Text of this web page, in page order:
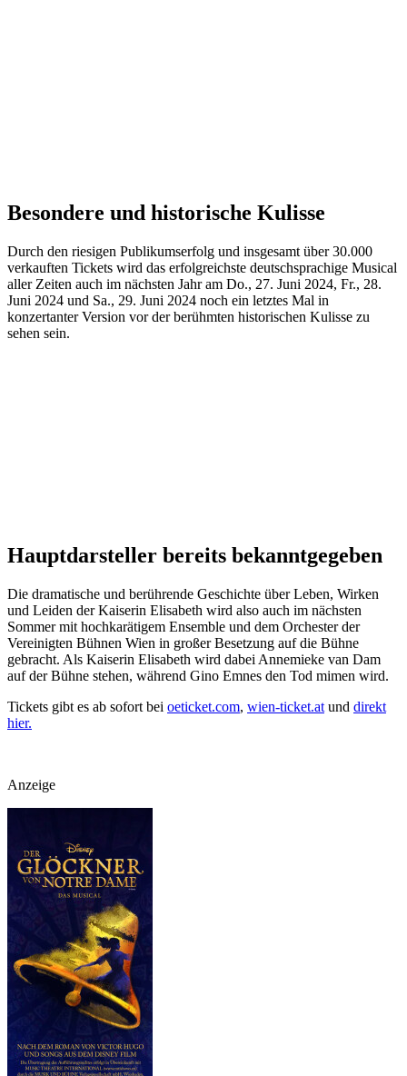
Besondere und historische Kulisse
Durch den riesigen Publikumserfolg und insgesamt über 30.000
verkauften Tickets wird das erfolgreichste deutschsprachige Musical
aller Zeiten auch im nächsten Jahr am Do., 27. Juni 2024, Fr., 28.
Juni 2024 und Sa., 29. Juni 2024 noch ein letztes Mal in
konzertanter Version vor der berühmten historischen Kulisse zu
sehen sein.
Hauptdarsteller bereits bekanntgegeben
Die dramatische und berührende Geschichte über Leben, Wirken
und Leiden der Kaiserin Elisabeth wird also auch im nächsten
Sommer mit hochkarätigem Ensemble und dem Orchester der
Vereinigten Bühnen Wien in großer Besetzung auf die Bühne
gebracht. Als Kaiserin Elisabeth wird dabei Annemieke van Dam
auf der Bühne stehen, während Gino Emnes den Tod mimen wird.
Tickets gibt es ab sofort bei oeticket.com, wien-ticket.at und direkt
hier.
Anzeige